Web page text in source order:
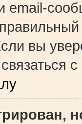
email-
вы